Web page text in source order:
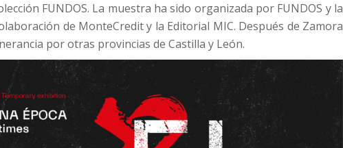
FUNDOS. La muestra ha sido organizada por FUNDOS y la
de MonteCredit y la Editorial MIC. Después de Zamora
por otras provincias de Castilla y León.